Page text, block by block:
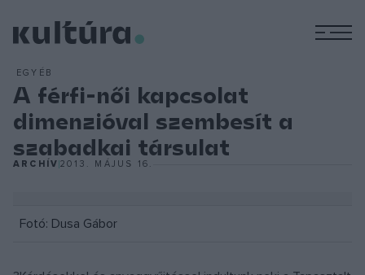
EGYÉB
A férfi-női kapcsolat
dimenzióval szembesít a
szabadkai társulat
ARCHÍV2013. MÁJUS 16.
Fotó: Dusa Gábor